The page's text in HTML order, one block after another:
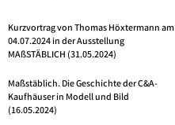
Kurzvortrag von Thomas Höxtermann am
04.07.2024 in der Ausstellung
MAßSTÄBLICH (31.05.2024)
Maßstäblich. Die Geschichte der C&A-
Kaufhäuser in Modell und Bild
(16.05.2024)